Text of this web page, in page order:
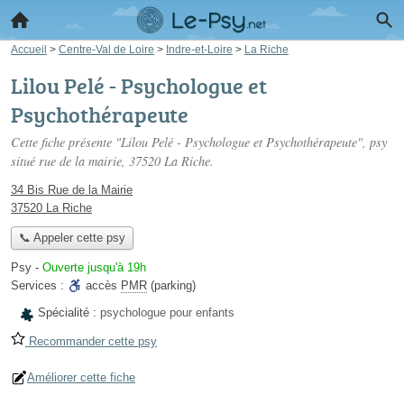
Accueil > Centre-Val de Loire > Indre-et-Loire > La Riche
Lilou Pelé - Psychologue et
Psychothérapeute
Cette fiche présente "Lilou Pelé - Psychologue et Psychothérapeute", psy
situé rue de la mairie, 37520 La Riche.
34 Bis Rue de la Mairie
37520 La Riche
📞 Appeler cette psy
Psy - Ouverte jusqu'à 19h
Services :
accès PMR (parking)
Spécialité : psychologue pour enfants
Recommander cette psy
Améliorer cette fiche